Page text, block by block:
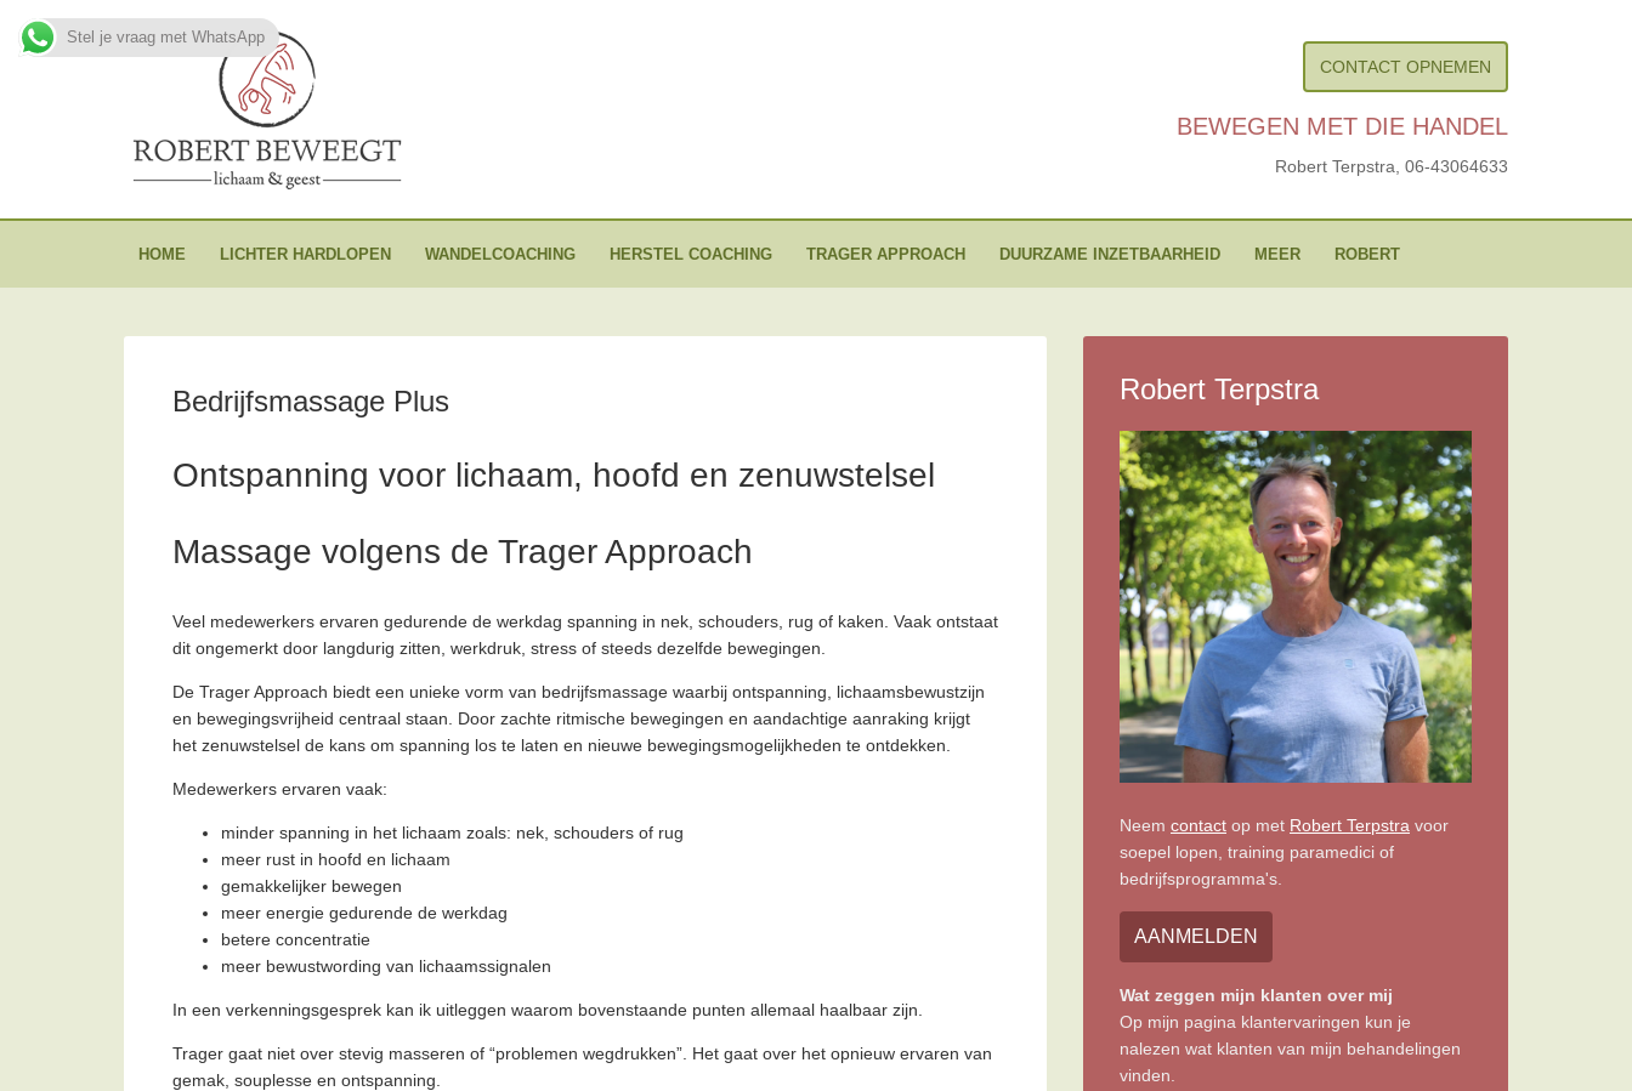
CONTACT OPNEMEN
BEWEGEN MET DIE HANDEL
Robert Terpstra, 06-43064633
HOME LICHTER HARDLOPEN WANDELCOACHING HERSTEL COACHING TRAGER APPROACH DUURZAME INZETBAARHEID MEER ROBERT
Bedrijfsmassage Plus
Ontspanning voor lichaam, hoofd en zenuwstelsel
Massage volgens de Trager Approach
Veel medewerkers ervaren gedurende de werkdag spanning in nek, schouders, rug of kaken. Vaak ontstaat
dit ongemerkt door langdurig zitten, werkdruk, stress of steeds dezelfde bewegingen.
De Trager Approach biedt een unieke vorm van bedrijfsmassage waarbij ontspanning, lichaamsbewustzijn
en bewegingsvrijheid centraal staan. Door zachte ritmische bewegingen en aandachtige aanraking krijgt
het zenuwstelsel de kans om spanning los te laten en nieuwe bewegingsmogelijkheden te ontdekken.
Medewerkers ervaren vaak:
minder spanning in het lichaam zoals: nek, schouders of rug
meer rust in hoofd en lichaam
gemakkelijker bewegen
meer energie gedurende de werkdag
betere concentratie
meer bewustwording van lichaamssignalen
In een verkenningsgesprek kan ik uitleggen waarom bovenstaande punten allemaal haalbaar zijn.
Trager gaat niet over stevig masseren of “problemen wegdrukken”. Het gaat over het opnieuw ervaren van
gemak, souplesse en ontspanning.
Robert Terpstra
Neem contact op met Robert Terpstra voor
soepel lopen, training paramedici of
bedrijfsprogramma's.
AANMELDEN
Wat zeggen mijn klanten over mij
Op mijn pagina klantervaringen kun je
nalezen wat klanten van mijn behandelingen
vinden.
Stel je vraag met WhatsApp